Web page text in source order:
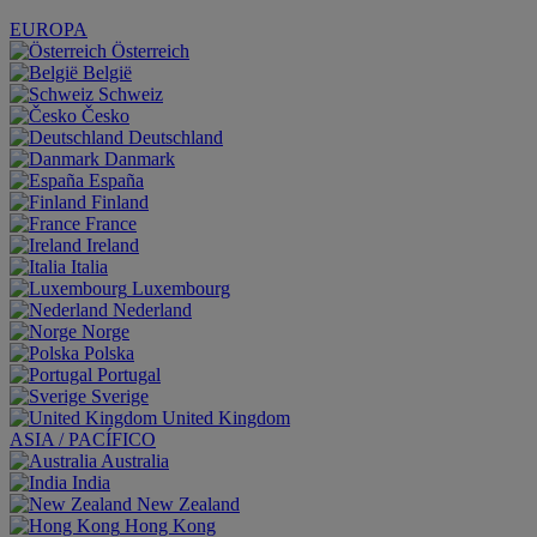
EUROPA
Österreich
België
Schweiz
Česko
Deutschland
Danmark
España
Finland
France
Ireland
Italia
Luxembourg
Nederland
Norge
Polska
Portugal
Sverige
United Kingdom
ASIA / PACÍFICO
Australia
India
New Zealand
Hong Kong